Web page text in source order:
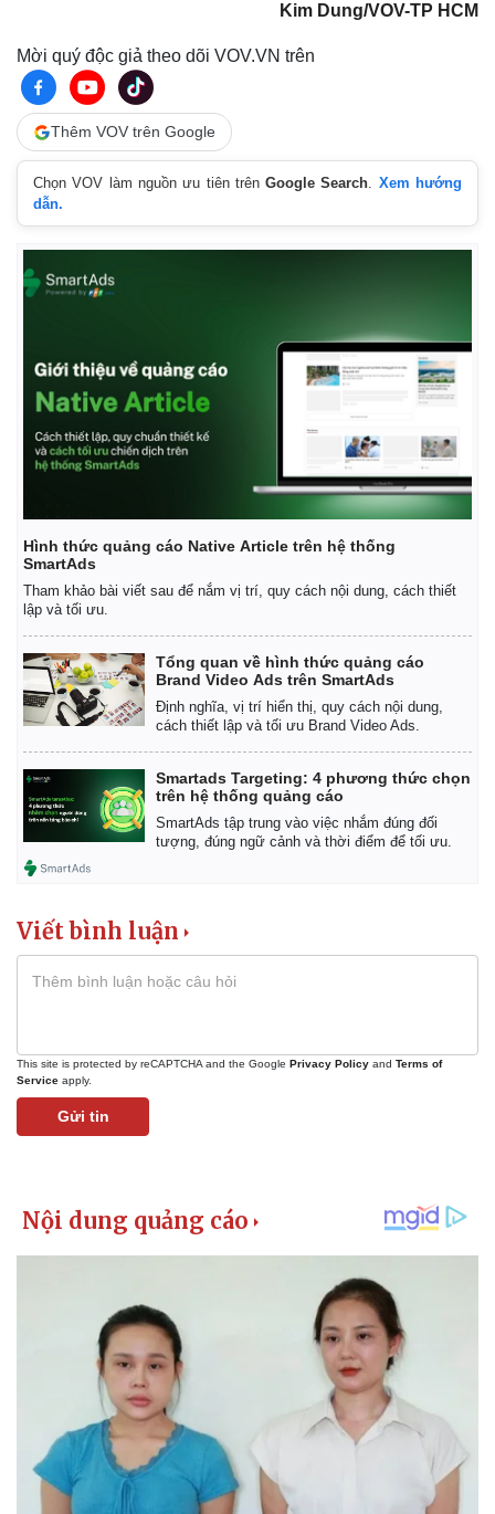
Thể thao
Lịch thi đấu bóng đá
Hậu trường
Ô tô - Xe máy
Ô tô
Kim Dung/VOV-TP HCM
Mời quý độc giả theo dõi VOV.VN trên
Thêm VOV trên Google
Chọn VOV làm nguồn ưu tiên trênGoogle Search. Xem hướng
dẫn.
Hình thức quảng cáo Native Article trên hệ thống
SmartAds
Tham khảo bài viết sau để nắm vị trí, quy cách nội dung, cách thiết
lập và tối ưu.
Tổng quan về hình thức quảng cáo
Brand Video Ads trên SmartAds
Định nghĩa, vị trí hiển thị, quy cách nội dung,
cách thiết lập và tối ưu Brand Video Ads.
Smartads Targeting: 4 phương thức chọn
trên hệ thống quảng cáo
SmartAds tập trung vào việc nhắm đúng đối
tượng, đúng ngữ cảnh và thời điểm để tối ưu.
Viết bình luận
This site is protected by reCAPTCHA and the Google Privacy Policy and Terms of
Service apply.
Gửi tin